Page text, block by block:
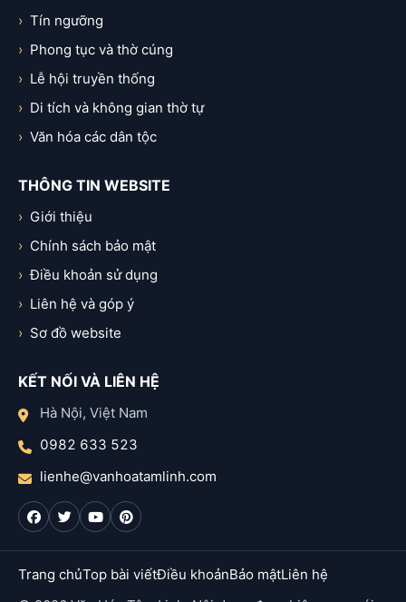
Tín ngưỡng
Phong tục và thờ cúng
Lễ hội truyền thống
Di tích và không gian thờ tự
Văn hóa các dân tộc
THÔNG TIN WEBSITE
Giới thiệu
Chính sách bảo mật
Điều khoản sử dụng
Liên hệ và góp ý
Sơ đồ website
KẾT NỐI VÀ LIÊN HỆ
Hà Nội, Việt Nam
0982 633 523
lienhe@vanhoatamlinh.com
Trang chủTop bài viếtĐiều khoảnBảo mậtLiên hệ